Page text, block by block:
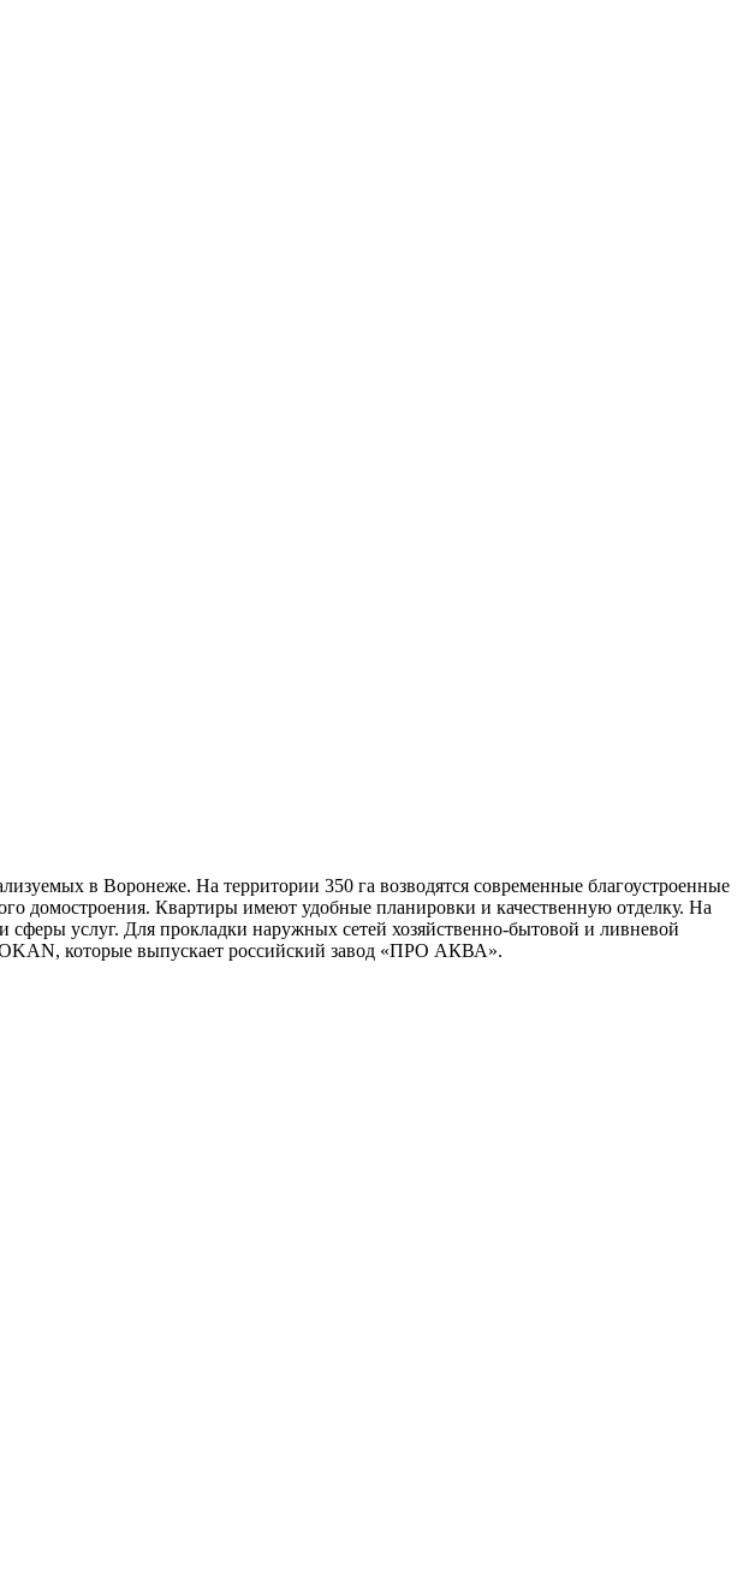
в Воронеже. На территории 350 га возводятся современные благоустроенные
домостроения. Квартиры имеют удобные планировки и качественную отделку. На
услуг. Для прокладки наружных сетей хозяйственно-бытовой и ливневой
которые выпускает российский завод «ПРО АКВА».